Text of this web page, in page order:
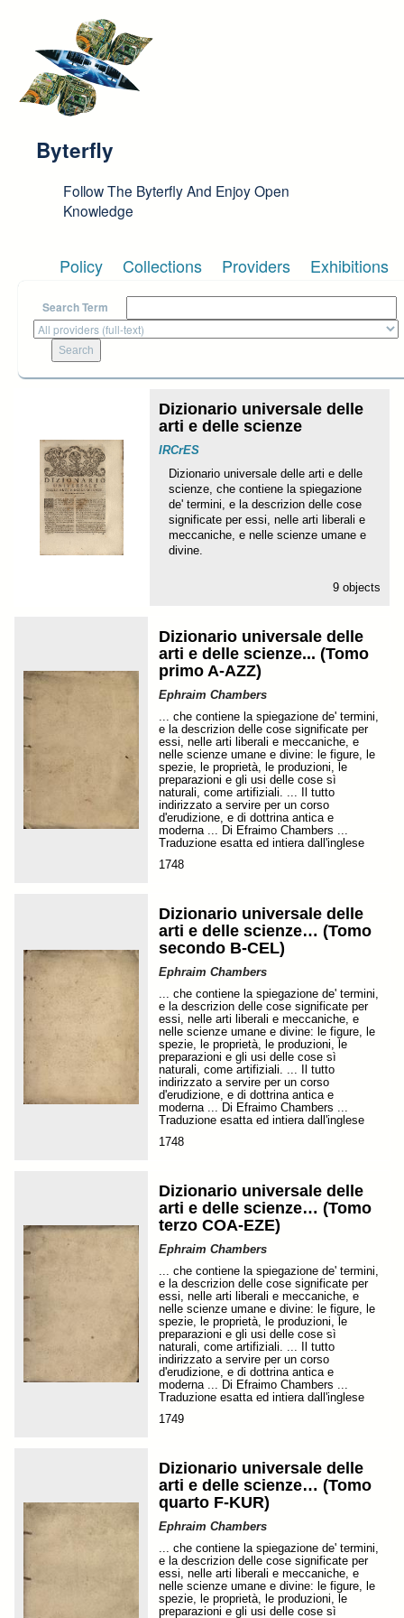
Byterfly
Follow The Byterfly And Enjoy Open
Knowledge
Policy Collections Providers Exhibitions
Search Term
Dizionario universale delle
arti e delle scienze
IRCrES
Dizionario universale delle arti e delle
scienze, che contiene la spiegazione
de' termini, e la descrizion delle cose
significate per essi, nelle arti liberali e
meccaniche, e nelle scienze umane e
divine.
9 objects
Dizionario universale delle
arti e delle scienze... (Tomo
primo A-AZZ)
Ephraim Chambers
... che contiene la spiegazione de' termini,
e la descrizion delle cose significate per
essi, nelle arti liberali e meccaniche, e
nelle scienze umane e divine: le figure, le
spezie, le proprietà, le produzioni, le
preparazioni e gli usi delle cose sì
naturali, come artifiziali. ... Il tutto
indirizzato a servire per un corso
d'erudizione, e di dottrina antica e
moderna ... Di Efraimo Chambers ...
Traduzione esatta ed intiera dall'inglese
1748
Dizionario universale delle
arti e delle scienze… (Tomo
secondo B-CEL)
Ephraim Chambers
... che contiene la spiegazione de' termini,
e la descrizion delle cose significate per
essi, nelle arti liberali e meccaniche, e
nelle scienze umane e divine: le figure, le
spezie, le proprietà, le produzioni, le
preparazioni e gli usi delle cose sì
naturali, come artifiziali. ... Il tutto
indirizzato a servire per un corso
d'erudizione, e di dottrina antica e
moderna ... Di Efraimo Chambers ...
Traduzione esatta ed intiera dall'inglese
1748
Dizionario universale delle
arti e delle scienze… (Tomo
terzo COA-EZE)
Ephraim Chambers
... che contiene la spiegazione de' termini,
e la descrizion delle cose significate per
essi, nelle arti liberali e meccaniche, e
nelle scienze umane e divine: le figure, le
spezie, le proprietà, le produzioni, le
preparazioni e gli usi delle cose sì
naturali, come artifiziali. ... Il tutto
indirizzato a servire per un corso
d'erudizione, e di dottrina antica e
moderna ... Di Efraimo Chambers ...
Traduzione esatta ed intiera dall'inglese
1749
Dizionario universale delle
arti e delle scienze… (Tomo
quarto F-KUR)
Ephraim Chambers
... che contiene la spiegazione de' termini,
e la descrizion delle cose significate per
essi, nelle arti liberali e meccaniche, e
nelle scienze umane e divine: le figure, le
spezie, le proprietà, le produzioni, le
preparazioni e gli usi delle cose sì